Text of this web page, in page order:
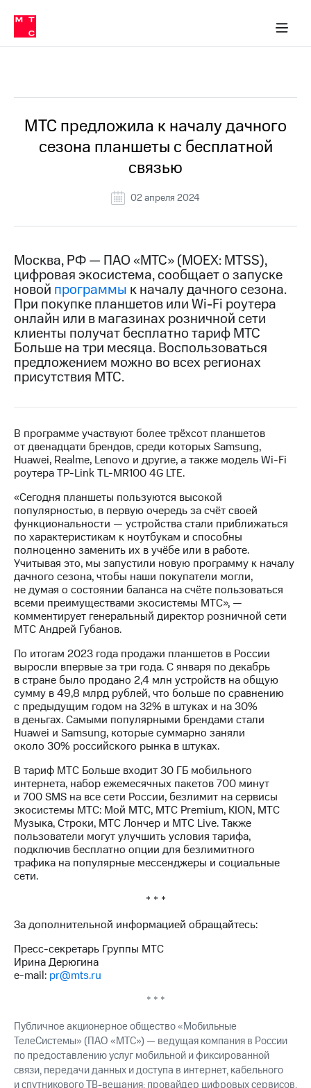
Медиа-центр
и акционерам
Устойчивое развитие
Комплаенс и деловая этика
компании
Карьера
История
компании
информация
Контакты
Медиа-центр
Пресс-
релизы
МТС
о технологиях
Достижения
отчетность
Контакты
Новости
в
регионе
и акционерам
Корпоративное
управление
Корпоративный
секретарь
Раскрытие
информации
Информация
акционерам
Документы
ПАО
"МТС"
Собрания
акционеров
Личный
акционера
Акционерный
капитал
Контроль
и
аудит
Рынок
акций
Порядок
акций
Дивиденды
Рынок
Описание
Еврооблигации-2023
Уведомление
о
погашении
в МТС
Пресс-
релизы
о технологиях
МТС предложила к началу дачного
сезона планшеты с бесплатной
связью
02 апреля 2024
Москва, РФ — ПАО «МТС» (MOEX: MTSS),
цифровая экосистема, сообщает о запуске
новой программы к началу дачного сезона.
При покупке планшетов или Wi-Fi роутера
онлайн или в магазинах розничной сети
клиенты получат бесплатно тариф МТС
Больше на три месяца. Воспользоваться
предложением можно во всех регионах
присутствия МТС.
В программе участвуют более трёхсот планшетов
от двенадцати брендов, среди которых Samsung,
Huawei, Realme, Lenovo и другие, а также модель Wi-Fi
роутера TP-Link TL-MR100 4G LTE.
«Сегодня планшеты пользуются высокой
популярностью, в первую очередь за счёт своей
функциональности — устройства стали приближаться
по характеристикам к ноутбукам и способны
полноценно заменить их в учёбе или в работе.
Учитывая это, мы запустили новую программу к началу
дачного сезона, чтобы наши покупатели могли,
не думая о состоянии баланса на счёте пользоваться
всеми преимуществами экосистемы МТС», —
комментирует генеральный директор розничной сети
МТС Андрей Губанов.
По итогам 2023 года продажи планшетов в России
выросли впервые за три года. С января по декабрь
в стране было продано 2,4 млн устройств на общую
сумму в 49,8 млрд рублей, что больше по сравнению
с предыдущим годом на 32% в штуках и на 30%
в деньгах. Самыми популярными брендами стали
Huawei и Samsung, которые суммарно заняли
около 30% российского рынка в штуках.
В тариф МТС Больше входит 30 ГБ мобильного
интернета, набор ежемесячных пакетов 700 минут
и 700 SMS на все сети России, безлимит на сервисы
экосистемы МТС: Мой МТС, МТС Premium, KION, МТС
Музыка, Строки, МТС Лончер и МТС Live. Также
пользователи могут улучшить условия тарифа,
подключив бесплатно опции для безлимитного
трафика на популярные мессенджеры и социальные
сети.
* * *
За дополнительной информацией обращайтесь:
Пресс-секретарь Группы МТС
Ирина Дерюгина
e-mail: pr@mts.ru
* * *
Публичное акционерное общество «Мобильные
ТелеСистемы» (ПАО «МТС») — ведущая компания в России
по предоставлению услуг мобильной и фиксированной
связи, передачи данных и доступа в интернет, кабельного